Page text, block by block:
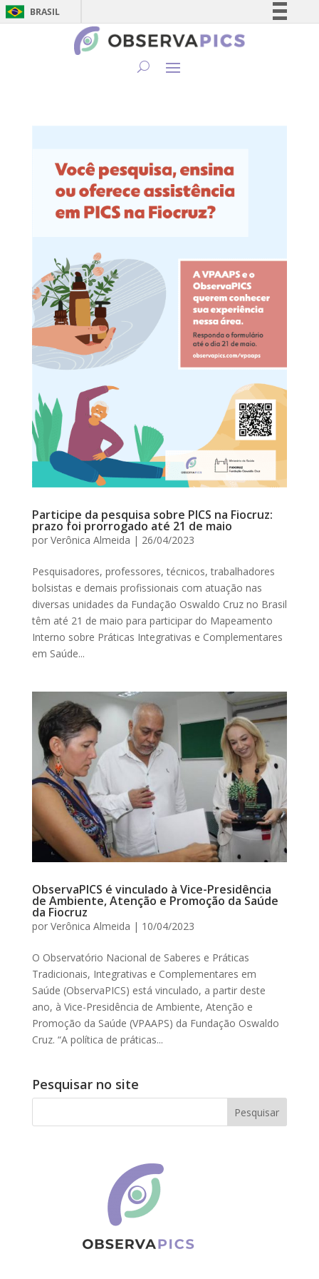
BRASIL
Simplifique!
Participe da pesquisa sobre PICS na Fiocruz:
prazo foi prorrogado até 21 de maio
por Verônica Almeida | 26/04/2023
Pesquisadores, professores, técnicos, trabalhadores
bolsistas e demais profissionais com atuação nas
diversas unidades da Fundação Oswaldo Cruz no Brasil
têm até 21 de maio para participar do Mapeamento
Interno sobre Práticas Integrativas e Complementares
em Saúde...
ObservaPICS é vinculado à Vice-Presidência
de Ambiente, Atenção e Promoção da Saúde
da Fiocruz
por Verônica Almeida | 10/04/2023
O Observatório Nacional de Saberes e Práticas
Tradicionais, Integrativas e Complementares em
Saúde (ObservaPICS) está vinculado, a partir deste
ano, à Vice-Presidência de Ambiente, Atenção e
Promoção da Saúde (VPAAPS) da Fundação Oswaldo
Cruz. “A política de práticas...
Pesquisar no site